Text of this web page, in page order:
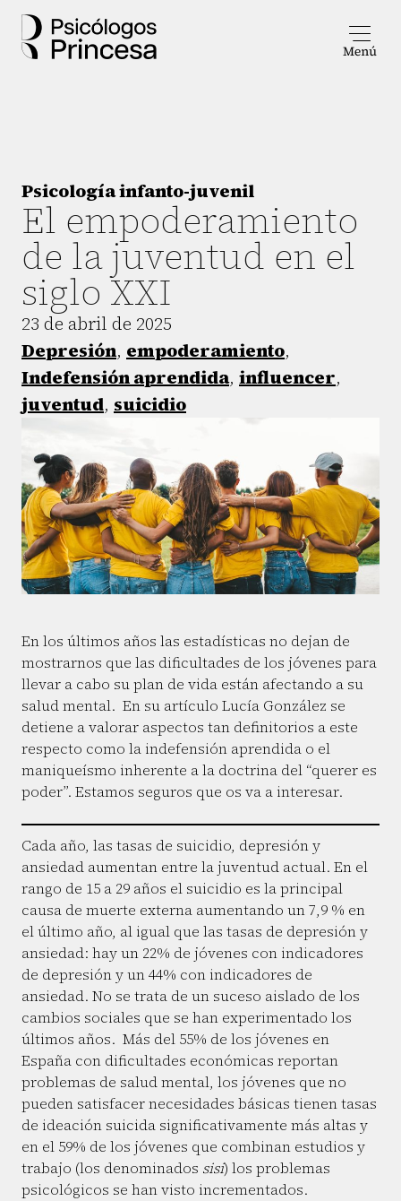
Psicología infanto-juvenil
El empoderamiento
de la juventud en el
siglo XXI
23 de abril de 2025
Depresión, empoderamiento,
Indefensión aprendida, influencer,
juventud, suicidio
En los últimos años las estadísticas no dejan de
mostrarnos que las dificultades de los jóvenes para
llevar a cabo su plan de vida están afectando a su
salud mental. En su artículo Lucía González se
detiene a valorar aspectos tan definitorios a este
respecto como la indefensión aprendida o el
maniqueísmo inherente a la doctrina del “querer es
poder”. Estamos seguros que os va a interesar.
Cada año, las tasas de suicidio, depresión y
ansiedad aumentan entre la juventud actual. En el
rango de 15 a 29 años el suicidio es la principal
causa de muerte externa aumentando un 7,9 % en
el último año, al igual que las tasas de depresión y
ansiedad: hay un 22% de jóvenes con indicadores
de depresión y un 44% con indicadores de
ansiedad. No se trata de un suceso aislado de los
cambios sociales que se han experimentado los
últimos años. Más del 55% de los jóvenes en
España con dificultades económicas reportan
problemas de salud mental, los jóvenes que no
pueden satisfacer necesidades básicas tienen tasas
de ideación suicida significativamente más altas y
en el 59% de los jóvenes que combinan estudios y
trabajo (los denominados sisi) los problemas
psicológicos se han visto incrementados.